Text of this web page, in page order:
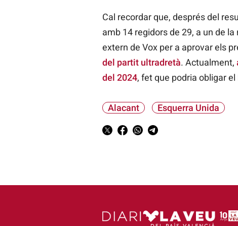
Cal recordar que, després del
amb 14 regidors de 29, a un de
extern de Vox per a aprovar els
del partit ultradretà. Actualment,
del 2024, fet que podria obligar
Alacant Esquerra Unida